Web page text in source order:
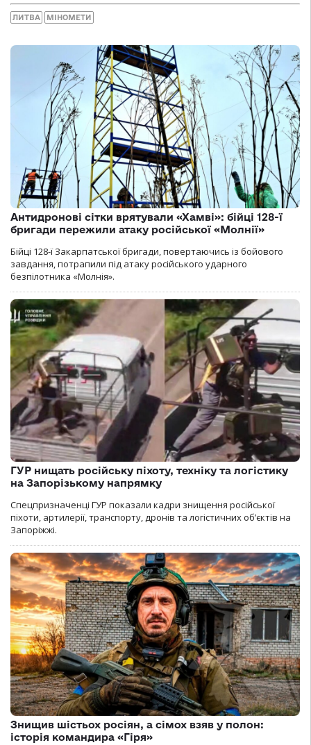
ЛИТВА МІНОМЕТИ
Антидронові сітки врятували «Хамві»: бійці 128-ї
бригади пережили атаку російської «Молнії»
Бійці 128-ї Закарпатської бригади, повертаючись із бойового
завдання, потрапили під атаку російського ударного
безпілотника «Молнія».
ГУР нищать російську піхоту, техніку та логістику
на Запорізькому напрямку
Спецпризначенці ГУР показали кадри знищення російської
піхоти, артилерії, транспорту, дронів та логістичних об’єктів на
Запоріжжі.
Знищив шістьох росіян, а сімох взяв у полон:
історія командира «Гіря»